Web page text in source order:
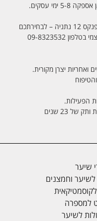
09-8323532
ואחריות יצרן מקורית.
הפעילות.
23 שנים
שיער
וחמצנים
לקוסמטיקאית
למספרה
לשיער